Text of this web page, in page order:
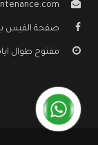
صفحة الفيس
مفتوح طوال